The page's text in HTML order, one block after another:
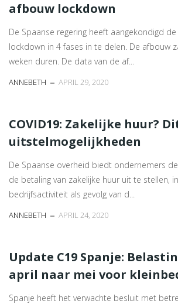
afbouw lockdown
De Spaanse regering heeft aangekondigd
lockdown in 4 fases in te delen. De afbouw
weken duren. De data van de af...
ANNEBETH APRIL 29, 2020
COVID19: Zakelijke huur?
uitstelmogelijkheden
De Spaanse overheid biedt ondernemers
de betaling van zakelijke huur uit te stellen,
bedrijfsactiviteit als gevolg van d...
ANNEBETH APRIL 24, 2020
Update C19 Spanje:
april naar mei voor
Spanje heeft het verwachte besluit met